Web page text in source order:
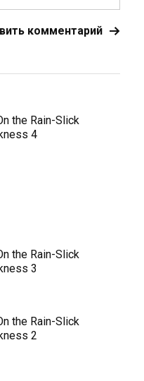
the Rain-Slick
4
the Rain-Slick
3
the Rain-Slick
2